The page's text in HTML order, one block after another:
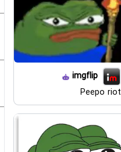
imgflip
Peepo riot